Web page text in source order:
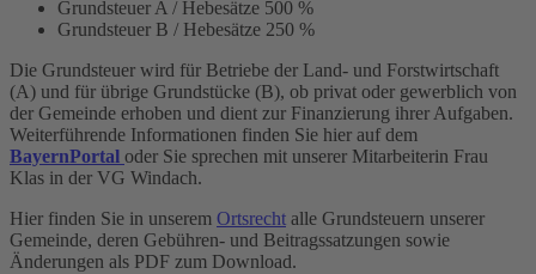
Grundsteuer A / Hebesätze 500 %
Grundsteuer B / Hebesätze 250 %
Die Grundsteuer wird für Betriebe der Land- und Forstwirtschaft
(A) und für übrige Grundstücke (B), ob privat oder gewerblich von
der Gemeinde erhoben und dient zur Finanzierung ihrer Aufgaben.
Weiterführende Informationen finden Sie hier auf dem
BayernPortal oder Sie sprechen mit unserer Mitarbeiterin Frau
Klas in der VG Windach.
Hier finden Sie in unserem Ortsrecht alle Grundsteuern unserer
Gemeinde, deren Gebühren- und Beitragssatzungen sowie
Änderungen als PDF zum Download.